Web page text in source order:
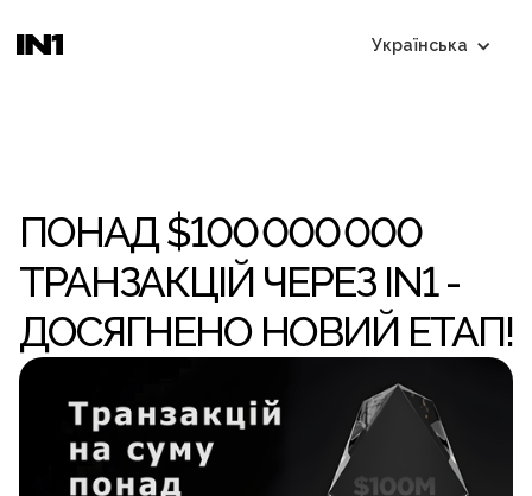
Українська
ПОНАД $100 000 000
ТРАНЗАКЦІЙ ЧЕРЕЗ IN1 -
ДОСЯГНЕНО НОВИЙ ЕТАП!